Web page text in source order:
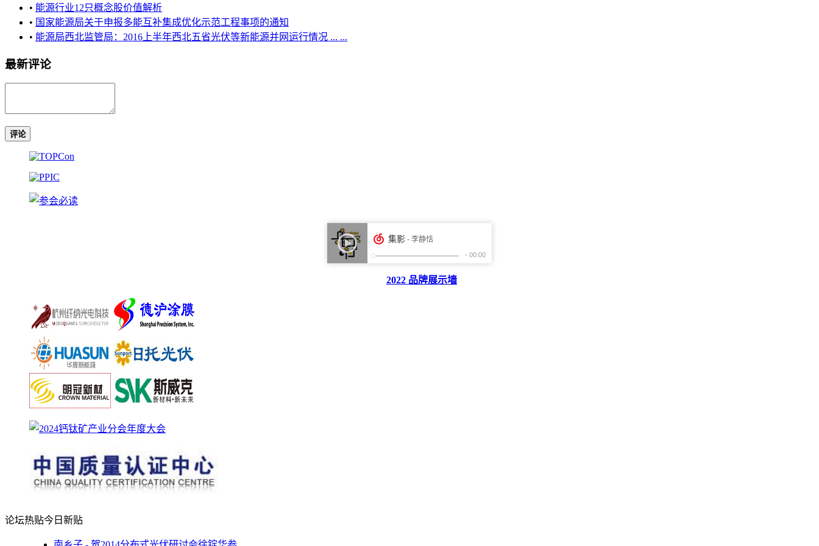
• 能源行业12只概念股价值解析
• 国家能源局关于申报多能互补集成优化示范工程事项的通知
• 能源局西北监管局：2016上半年西北五省光伏等新能源并网运行情况 ... ...
最新评论
评论
2022 品牌展示墙
论坛热贴今日新贴